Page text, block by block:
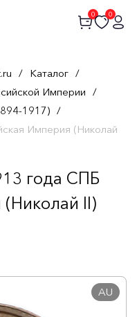
0 0
/ Каталог /
Империи /
1917) /
Империя (Николай
года СПБ
(Николай II)
AU